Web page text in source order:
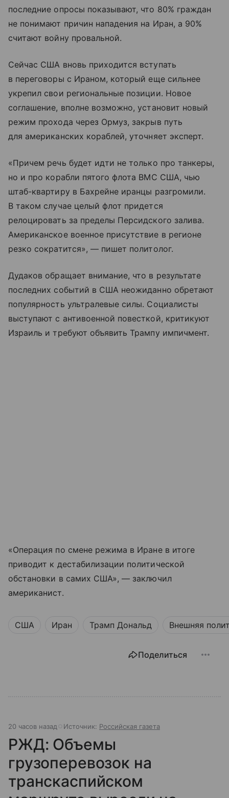
последние опросы показывают, что 80% граждан
не понимают причин нападения на Иран, а 90%
считают войну провальной.
Сейчас США вновь приходится вступать
в переговоры с Ираном, который еще сильнее
укрепил свои региональные позиции. Новое
соглашение, вполне возможно, установит новый
режим прохода через Ормуз, закрыв путь
для американских кораблей, уточняет эксперт.
«Причем речь будет идти не только про танкеры,
но и про корабли пятого флота ВМС США, чью
штаб-квартиру в Бахрейне иранцы разгромили.
В таком случае целый флот придется
релоцировать за пределы Персидского залива.
Американское военное присутствие в регионе
резко сократится», — пишет политолог.
Дудаков обращает внимание, что в результате
последних событий в США неожиданно обретают
популярность ультралевые силы. Социалисты
выступают с антивоенной повесткой, критикуют
Израиль и требуют объявить Трампу импичмент.
«Операция по смене режима в Иране в итоге
приводит к дестабилизации политической
обстановки в самих США», — заключил
американист.
США Иран Трамп Дональд Внешняя
Поделиться
20 часов назад Источник: Российская газета
РЖД: Объемы
грузоперевозок на
транскаспийском